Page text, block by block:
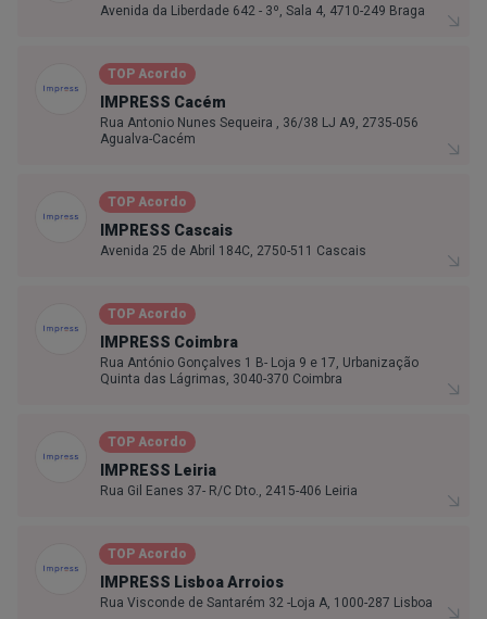
Avenida da Liberdade 642 - 3º, Sala 4, 4710-249 Braga
TOP Acordo
IMPRESS Cacém
Rua Antonio Nunes Sequeira , 36/38 LJ A9, 2735-056
Agualva-Cacém
TOP Acordo
IMPRESS Cascais
Avenida 25 de Abril 184C, 2750-511 Cascais
TOP Acordo
IMPRESS Coimbra
Rua António Gonçalves 1 B- Loja 9 e 17, Urbanização
Quinta das Lágrimas, 3040-370 Coimbra
TOP Acordo
IMPRESS Leiria
Rua Gil Eanes 37- R/C Dto., 2415-406 Leiria
TOP Acordo
IMPRESS Lisboa Arroios
Rua Visconde de Santarém 32 -Loja A, 1000-287 Lisboa